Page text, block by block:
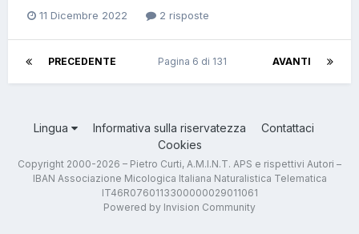
11 Dicembre 2022 2 risposte
PRECEDENTE AVANTI
Pagina 6 di 131
Lingua Informativa sulla riservatezza
Contattaci
Cookies
Copyright 2000-2026 – Pietro Curti, A.M.I.N.T. APS e rispettivi Autori –
IBAN Associazione Micologica Italiana Naturalistica Telematica
IT46R0760113300000029011061
Powered by Invision Community